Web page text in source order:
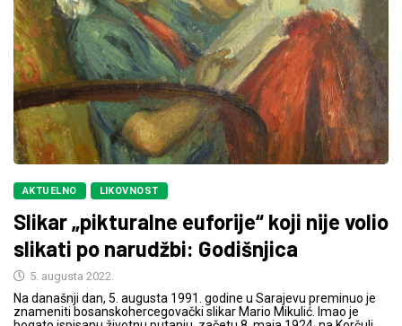
AKTUELNO LIKOVNOST
Slikar „pikturalne euforije“ koji nije volio
slikati po narudžbi: Godišnjica
5. augusta 2022.
Na današnji dan, 5. augusta 1991. godine u Sarajevu preminuo je
znameniti bosanskohercegovački slikar Mario Mikulić. Imao je